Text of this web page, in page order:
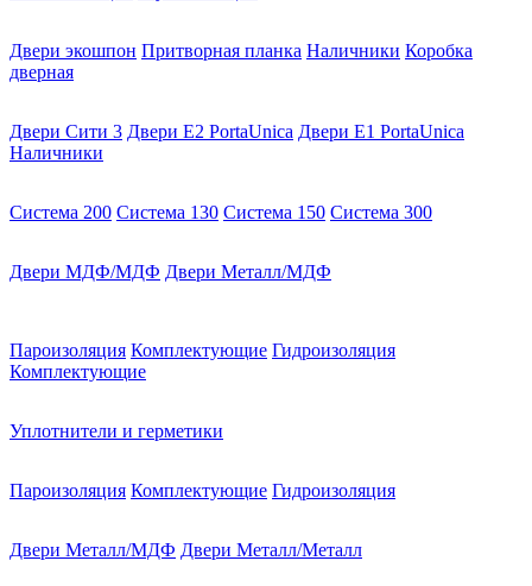
Двери экошпон Притворная планка Наличники Коробка
дверная
Двери Сити 3 Двери E2 PortaUnica Двери E1 PortaUnica
Наличники
Система 200 Система 130 Система 150 Система 300
Двери МДФ/МДФ Двери Металл/МДФ
Пароизоляция Комплектующие Гидроизоляция
Комплектующие
Уплотнители и герметики
Пароизоляция Комплектующие Гидроизоляция
Двери Металл/МДФ Двери Металл/Металл